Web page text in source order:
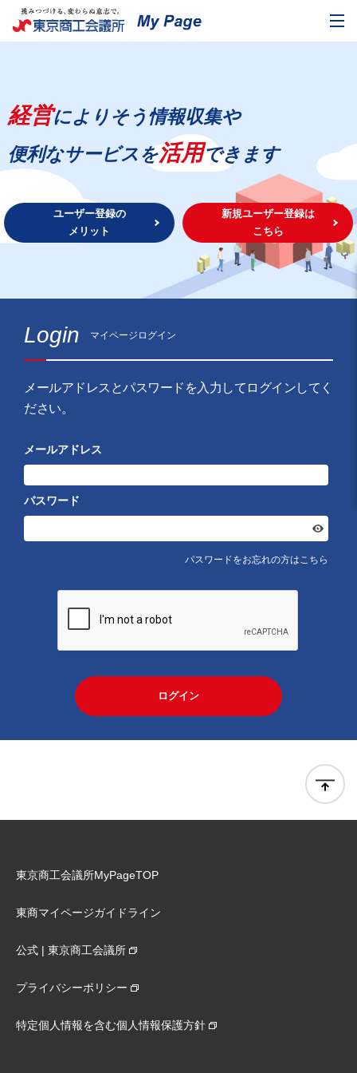
経営によりそう情報収集や
便利なサービスを活用できます
ユーザー登録の
メリット
新規ユーザー登録は
こちら
Login マイページログイン
メールアドレスとパスワードを入力してログインしてく
ださい。
メールアドレス
パスワード
パスワードをお忘れの方はこちら
ログイン
東京商工会議所MyPageTOP
東商マイページガイドライン
公式 | 東京商工会議所
プライバシーポリシー
特定個人情報を含む個人情報保護方針